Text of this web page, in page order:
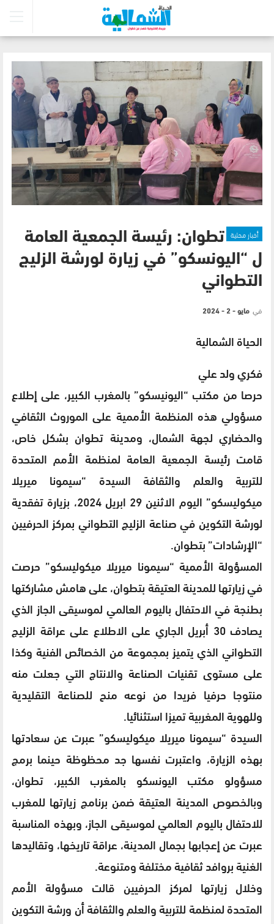
أخبار محلية تطوان: رئيسة الجمعية العامة
ل “اليونسكو” في زيارة لورشة الزليج
التطواني
في مايو - 2 - 2024
الحياة الشمالية
فكري ولد علي
حرصا من مكتب “اليونيسكو” بالمغرب الكبير، على إطلاع
مسؤولي هذه المنظمة الأممية على الموروث الثقافي
والحضاري لجهة الشمال، ومدينة تطوان بشكل خاص،
قامت رئيسة الجمعية العامة لمنظمة الأمم المتحدة
للتربية والعلم والثقافة السيدة “سيمونا ميريلا
ميكوليسكو” اليوم الاثنين 29 ابريل 2024، بزيارة تفقدية
لورشة التكوين في صناعة الزليج التطواني بمركز الحرفيين
“الإرشادات” بتطوان.
المسؤولة الأممية “سيمونا ميريلا ميكوليسكو” حرصت
في زيارتها للمدينة العتيقة بتطوان، على هامش مشاركتها
بطنجة في الاحتفال باليوم العالمي لموسيقى الجاز الذي
يصادف 30 أبريل الجاري على الاطلاع على عراقة الزليج
التطواني الذي يتميز بمجموعة من الخصائص الفنية وكذا
على مستوى تقنيات الصناعة والانتاج التي جعلت منه
منتوجا حرفيا فريدا من نوعه منح للصناعة التقليدية
وللهوية المغربية تميزا استثنائيا.
السيدة “سيمونا ميريلا ميكوليسكو” عبرت عن سعادتها
بهذه الزيارة، واعتبرت نفسها جد محظوظة حينما برمج
مسؤولو مكتب اليونسكو بالمغرب الكبير، تطوان،
وبالخصوص المدينة العتيقة ضمن برنامج زيارتها للمغرب
للاحتفال باليوم العالمي لموسيقى الجاز، وبهذه المناسبة
عبرت عن إعجابها بجمال المدينة، عراقة تاريخها، وتقاليدها
الغنية بروافد ثقافية مختلفة ومتنوعة.
وخلال زيارتها لمركز الحرفيين قالت مسؤولة الأمم
المتحدة لمنظمة للتربية والعلم والثقافة أن ورشة التكوين